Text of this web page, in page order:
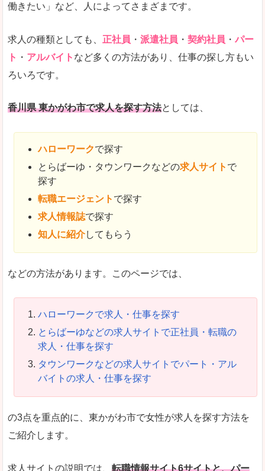
働きたい」など、人によってさまざまです。
求人の種類としても、 正社員 ・ 派遣社員 ・ 契約社員 ・ パー
ト ・ アルバイト など多くの方法があり、仕事の探し方もい
ろいろです。
香川県 東かがわ市で求人を探す方法としては、
ハローワークで探す
とらばーゆ・タウンワークなどの求人サイト で
探す
転職エージェント で探す
求人情報誌で探す
知人に紹介してもらう
などの方法があります。このページでは、
ハローワークで求人・仕事を探す
とらばーゆなどの求人サイトで正社員・転職の
求人・仕事を探す
タウンワークなどの求人サイトでパート・アル
バイトの求人・仕事を探す
の3点を重点的に、東かがわ市で女性が求人を探す方法を
ご紹介します。
求人サイトの説明では、 転職情報サイト6サイトと、パー